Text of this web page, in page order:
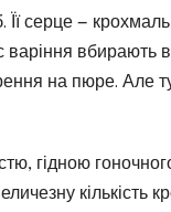
серце —
варіння вбирають
на пюре. Але
гідною
кількість